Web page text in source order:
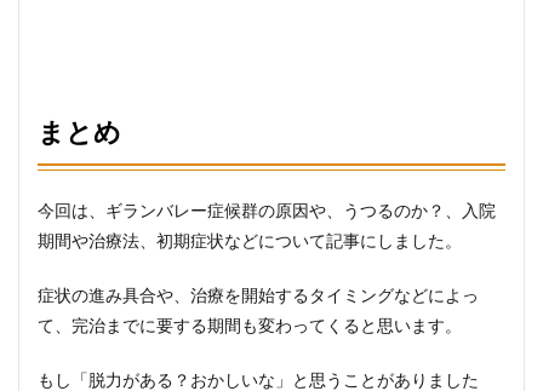
まとめ
今回は、ギランバレー症候群の原因や、うつるのか？、入院
期間や治療法、初期症状などについて記事にしました。
症状の進み具合や、治療を開始するタイミングなどによっ
て、完治までに要する期間も変わってくると思います。
もし「脱力がある？おかしいな」と思うことがありました